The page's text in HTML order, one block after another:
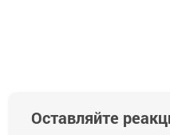
Оставляйте